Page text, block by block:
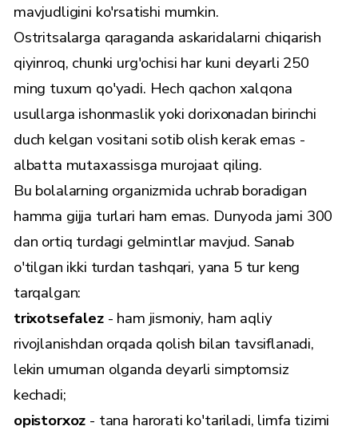
mavjudligini ko'rsatishi mumkin.
Ostritsalarga qaraganda askaridalarni chiqarish
qiyinroq, chunki urg'ochisi har kuni deyarli 250
ming tuxum qo'yadi. Hech qachon xalqona
usullarga ishonmaslik yoki dorixonadan birinchi
duch kelgan vositani sotib olish kerak emas -
albatta mutaxassisga murojaat qiling.
Bu bolalarning organizmida uchrab boradigan
hamma gijja turlari ham emas. Dunyoda jami 300
dan ortiq turdagi gelmintlar mavjud. Sanab
o'tilgan ikki turdan tashqari, yana 5 tur keng
tarqalgan:
trixotsefalez- ham jismoniy, ham aqliy
rivojlanishdan orqada qolish bilan tavsiflanadi,
lekin umuman olganda deyarli simptomsiz
kechadi;
opistorxoz - tana harorati ko'tariladi, limfa tizimi